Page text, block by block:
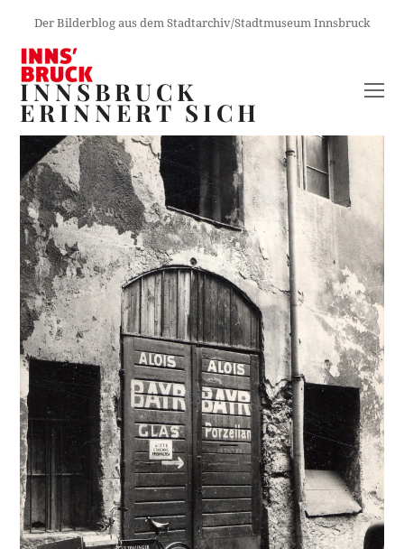
Der Bilderblog aus dem Stadtarchiv/Stadtmuseum Innsbruck
INNSBRUCK
ERINNERT SICH